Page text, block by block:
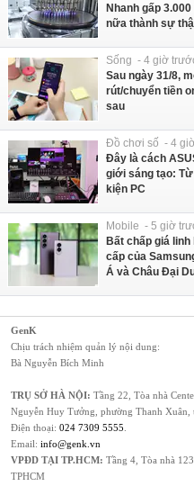
Nhanh gấp
nữa thành sự
Sống - 4 giờ
Sau ngày 31/8,
rút/chuyển tiền
sau
Đồ chơi số - 4
Đây là cách
giới sáng tạo:
kiện PC
Mobile - 5 giờ
Bất chấp giá
cấp của
Á và Châu Đại
GenK
Chịu trách nhiệm quản lý nội dung:
Bà Nguyễn Bích Minh
TRỤ SỞ HÀ NỘI: Tầng 22, Tòa nhà
Nguyễn Huy Tưởng, phường Thanh Xuân,
Điện thoại: 024 7309 5555
Email: info@genk.vn
VPĐD TẠI TP.HCM: Tầng 4, Tòa nhà
TPHCM